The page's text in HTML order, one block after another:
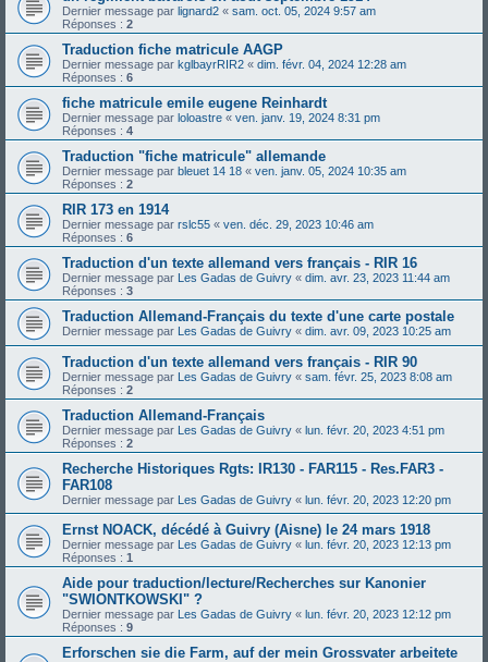
Dernier message par lignard2 « sam. oct. 05, 2024 9:57 am
Réponses : 2
Traduction fiche matricule AAGP
Dernier message par kglbayrRIR2 « dim. févr. 04, 2024 12:28 am
Réponses : 6
fiche matricule emile eugene Reinhardt
Dernier message par loloastre « ven. janv. 19, 2024 8:31 pm
Réponses : 4
Traduction "fiche matricule" allemande
Dernier message par bleuet 14 18 « ven. janv. 05, 2024 10:35 am
Réponses : 2
RIR 173 en 1914
Dernier message par rslc55 « ven. déc. 29, 2023 10:46 am
Réponses : 6
Traduction d'un texte allemand vers français - RIR 16
Dernier message par Les Gadas de Guivry « dim. avr. 23, 2023 11:44 am
Réponses : 3
Traduction Allemand-Français du texte d'une carte postale
Dernier message par Les Gadas de Guivry « dim. avr. 09, 2023 10:25 am
Traduction d'un texte allemand vers français - RIR 90
Dernier message par Les Gadas de Guivry « sam. févr. 25, 2023 8:08 am
Réponses : 2
Traduction Allemand-Français
Dernier message par Les Gadas de Guivry « lun. févr. 20, 2023 4:51 pm
Réponses : 2
Recherche Historiques Rgts: IR130 - FAR115 - Res.FAR3 -
FAR108
Dernier message par Les Gadas de Guivry « lun. févr. 20, 2023 12:20 pm
Ernst NOACK, décédé à Guivry (Aisne) le 24 mars 1918
Dernier message par Les Gadas de Guivry « lun. févr. 20, 2023 12:13 pm
Réponses : 1
Aide pour traduction/lecture/Recherches sur Kanonier
"SWIONTKOWSKI" ?
Dernier message par Les Gadas de Guivry « lun. févr. 20, 2023 12:12 pm
Réponses : 9
Erforschen sie die Farm, auf der mein Grossvater arbeitete